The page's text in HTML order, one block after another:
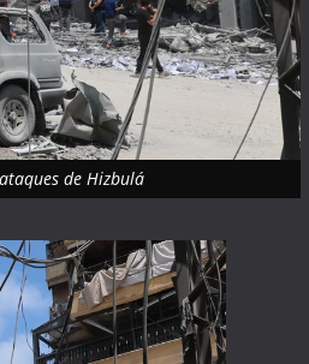
de Hizbulá